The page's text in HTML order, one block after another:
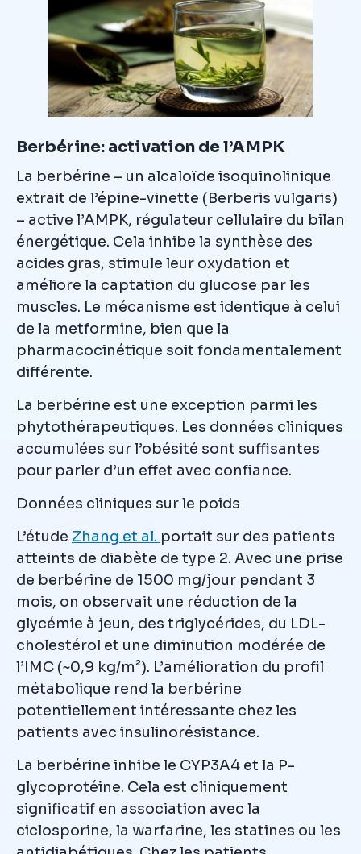
Berbérine: activation de l’AMPK
La berbérine – un alcaloïde isoquinolinique
extrait de l’épine-vinette (Berberis vulgaris)
– active l’AMPK, régulateur cellulaire du bilan
énergétique. Cela inhibe la synthèse des
acides gras, stimule leur oxydation et
améliore la captation du glucose par les
muscles. Le mécanisme est identique à celui
de la metformine, bien que la
pharmacocinétique soit fondamentalement
différente.
La berbérine est une exception parmi les
phytothérapeutiques. Les données cliniques
accumulées sur l’obésité sont suffisantes
pour parler d’un effet avec confiance.
Données cliniques sur le poids
L’étude Zhang et al. portait sur des patients
atteints de diabète de type 2. Avec une prise
de berbérine de 1500 mg/jour pendant 3
mois, on observait une réduction de la
glycémie à jeun, des triglycérides, du LDL-
cholestérol et une diminution modérée de
l’IMC (~0,9 kg/m²). L’amélioration du profil
métabolique rend la berbérine
potentiellement intéressante chez les
patients avec insulinorésistance.
La berbérine inhibe le CYP3A4 et la P-
glycoprotéine. Cela est cliniquement
significatif en association avec la
ciclosporine, la warfarine, les statines ou les